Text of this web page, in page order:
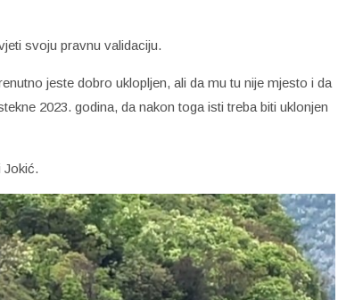
svoju pravnu validaciju.
jeste dobro uklopljen, ali da mu tu nije mjesto i da
2023. godina, da nakon toga isti treba biti uklonjen
Jokić.